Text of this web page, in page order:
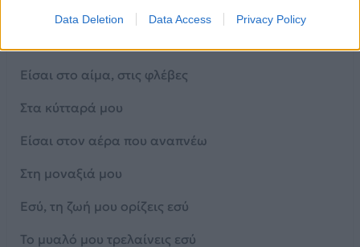
Data Deletion Data Access Privacy Policy
Είσαι στον αέρα που αναπνέω
Είσαι στο αίμα, στις φλέβες
Στα κύτταρά μου
Είσαι στον αέρα που αναπνέω
Στη μοναξιά μου
Εσύ, τη ζωή μου ορίζεις εσύ
Το μυαλό μου τρελαίνεις εσύ